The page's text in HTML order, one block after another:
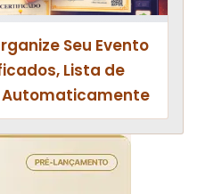
Seu Evento
Lista de
Automaticamente